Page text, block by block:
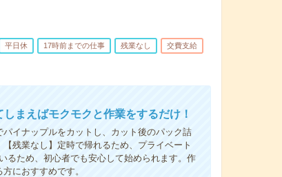
平日休 17時前までの仕事 残業なし 交費支給
まえばモクモクと作業をするだけ！
イナップルをカットし、カット後のパック詰
残業なし】定時で帰れるため、プライベート
るため、初心者でも安心して始められます。作
におすすめです。